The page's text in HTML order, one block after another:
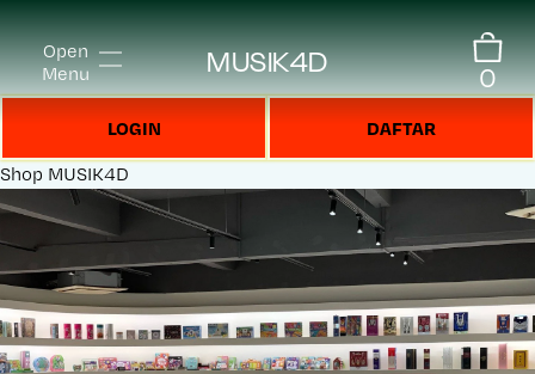
Open
Menu
MUSIK4D 0
LOGIN DAFTAR
Shop MUSIK4D